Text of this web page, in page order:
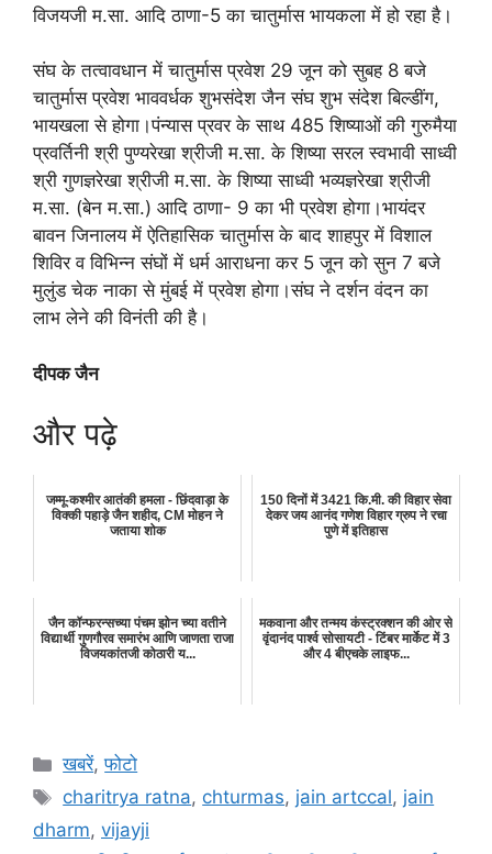
विजयजी म.सा. आदि ठाणा-5 का चातुर्मास भायकला में हो रहा है।
संघ के तत्वावधान में चातुर्मास प्रवेश 29 जून को सुबह 8 बजे
चातुर्मास प्रवेश भाववर्धक शुभसंदेश जैन संघ शुभ संदेश बिल्डींग,
भायखला से होगा।पंन्यास प्रवर के साथ 485 शिष्याओं की गुरुमैया
प्रवर्तिनी श्री पुण्यरेखा श्रीजी म.सा. के शिष्या सरल स्वभावी साध्वी
श्री गुणज्ञरेखा श्रीजी म.सा. के शिष्या साध्वी भव्यज्ञरेखा श्रीजी
म.सा. (बेन म.सा.) आदि ठाणा- 9 का भी प्रवेश होगा।भायंदर
बावन जिनालय में ऐतिहासिक चातुर्मास के बाद शाहपुर में विशाल
शिविर व विभिन्न संघों में धर्म आराधना कर 5 जून को सुन 7 बजे
मुलुंड चेक नाका से मुंबई में प्रवेश होगा।संघ ने दर्शन वंदन का
लाभ लेने की विनंती की है।
दीपक जैन
और पढ़े
जम्मू-कश्मीर आतंकी हमला - छिंदवाड़ा के
विक्की पहाड़े जैन शहीद, CM मोहन ने
जताया शोक
150 दिनों में 3421 कि.मी. की विहार सेवा
देकर जय आनंद गणेश विहार ग्रुप ने रचा
पुणे में इतिहास
जैन कॉन्फरन्सच्या पंचम झोन च्या वतीने
विद्यार्थी गुणगौरव समारंभ आणि जाणता राजा
विजयकांतजी कोठारी य...
मकवाना और तन्मय कंस्ट्रक्शन की ओर से
वृंदानंद पार्श्व सोसायटी - टिंबर मार्केट में 3
और 4 बीएचके लाइफ...
Categories
खबरें,फोटो
Tags
charitrya ratna, chturmas, jain artccal, jain
dharm, vijayji